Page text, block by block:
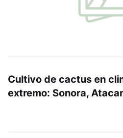
Cultivo de cactus en
extremo: Sonora,